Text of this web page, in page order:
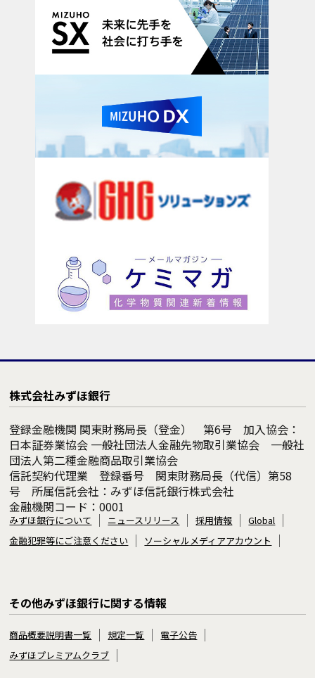
株式会社みずほ銀行
登録金融機関 関東財務局長（登金） 第6号 加入協会：
日本証券業協会 一般社団法人金融先物取引業協会 一般社
団法人第二種金融商品取引業協会
信託契約代理業 登録番号 関東財務局長（代信）第58
号 所属信託会社：みずほ信託銀行株式会社
金融機関コード：0001
みずほ銀行について ニュースリリース 採用情報
Global
金融犯罪等にご注意ください
ソーシャルメディアアカウント
その他みずほ銀行に関する情報
商品概要説明書一覧 規定一覧
電子公告
みずほプレミアムクラブ